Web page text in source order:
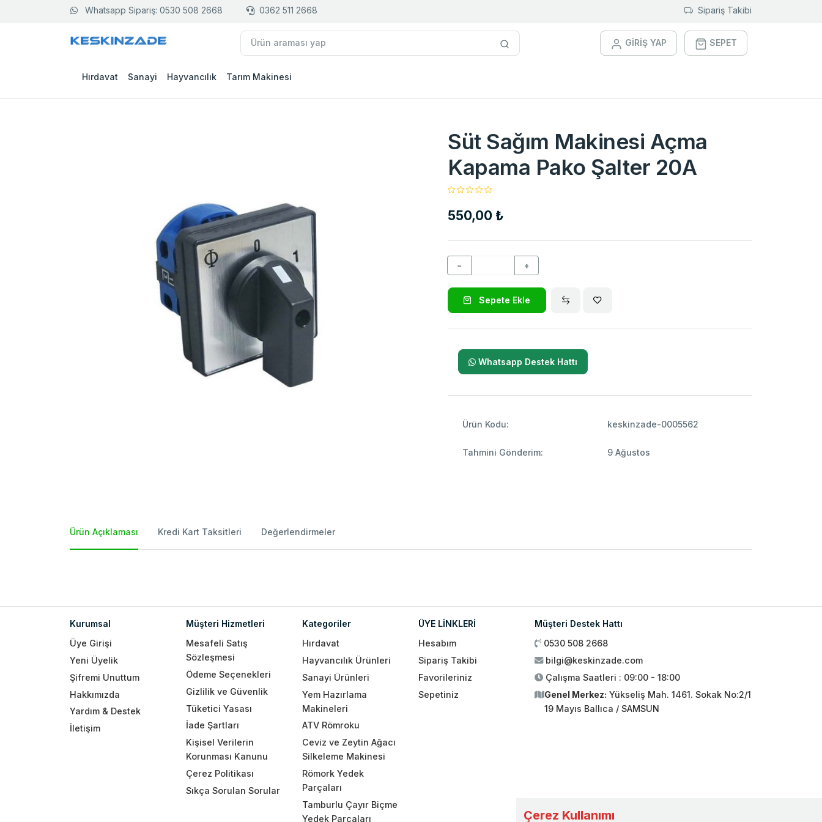
Whatsapp Sipariş: 0530 508 2668 0362 511 2668 Sipariş Takibi
GİRİŞ YAP SEPET
Hırdavat Sanayi Hayvancılık Tarım Makinesi
Süt Sağım Makinesi Açma
Kapama Pako Şalter 20A
550,00 ₺
− +
Sepete Ekle
Whatsapp Destek Hattı
Ürün Kodu: keskinzade-0005562
Tahmini Gönderim: 9 Ağustos
Ürün Açıklaması Kredi Kart Taksitleri Değerlendirmeler
Kurumsal
Üye Girişi
Yeni Üyelik
Şifremi Unuttum
Hakkımızda
Yardım & Destek
İletişim
Müşteri Hizmetleri
Mesafeli Satış
Sözleşmesi
Ödeme Seçenekleri
Gizlilik ve Güvenlik
Tüketici Yasası
İade Şartları
Kişisel Verilerin
Korunması Kanunu
Çerez Politikası
Sıkça Sorulan Sorular
Kategoriler
Hırdavat
Hayvancılık Ürünleri
Sanayi Ürünleri
Yem Hazırlama
Makineleri
ATV Römroku
Ceviz ve Zeytin Ağacı
Silkeleme Makinesi
Römork Yedek
Parçaları
Tamburlu Çayır Biçme
Yedek Parçaları
ÜYE LİNKLERİ
Hesabım
Sipariş Takibi
Favorileriniz
Sepetiniz
Müşteri Destek Hattı
0530 508 2668
bilgi@keskinzade.com
Çalışma Saatleri : 09:00 - 18:00
Genel Merkez: Yükseliş Mah. 1461. Sokak No:2/1
19 Mayıs Ballıca / SAMSUN
Çerez Kullanımı